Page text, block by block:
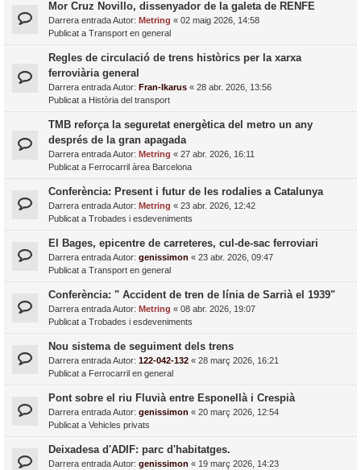
Mor Cruz Novillo, dissenyador de la galeta de RENFE
Darrera entrada Autor: Metring « 02 maig 2026, 14:58
Publicat a Transport en general
Regles de circulació de trens històrics per la xarxa
ferroviària general
Darrera entrada Autor: Fran-Ikarus « 28 abr. 2026, 13:56
Publicat a Història del transport
TMB reforça la seguretat energètica del metro un any
després de la gran apagada
Darrera entrada Autor: Metring « 27 abr. 2026, 16:11
Publicat a Ferrocarril àrea Barcelona
Conferència: Present i futur de les rodalies a Catalunya
Darrera entrada Autor: Metring « 23 abr. 2026, 12:42
Publicat a Trobades i esdeveniments
El Bages, epicentre de carreteres, cul-de-sac ferroviari
Darrera entrada Autor: genissimon « 23 abr. 2026, 09:47
Publicat a Transport en general
Conferència: " Accident de tren de línia de Sarrià el 1939"
Darrera entrada Autor: Metring « 08 abr. 2026, 19:07
Publicat a Trobades i esdeveniments
Nou sistema de seguiment dels trens
Darrera entrada Autor: 122-042-132 « 28 març 2026, 16:21
Publicat a Ferrocarril en general
Pont sobre el riu Fluvià entre Esponellà i Crespià
Darrera entrada Autor: genissimon « 20 març 2026, 12:54
Publicat a Vehicles privats
Deixadesa d'ADIF: parc d'habitatges.
Darrera entrada Autor: genissimon « 19 març 2026, 14:23